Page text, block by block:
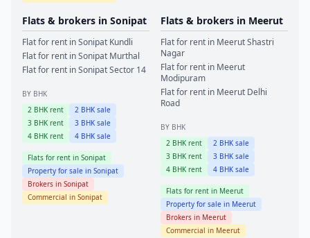
Flats & brokers in Sonipat
Flat for rent inSonipat Kundli
Flat for rent inSonipat Murthal
Flat for rent inSonipatSector 14
BY BHK
2 BHK rent 2 BHK sale
3 BHK rent 3 BHK sale
4 BHK rent 4 BHK sale
Flats for rent in Sonipat
Property for sale in Sonipat
Brokers in Sonipat
Commercial in Sonipat
Flats & brokers in Meerut
Flat for rent in MeerutShastri
Nagar
Flat for rent in Meerut
Modipuram
Flat for rent in Meerut Delhi
Road
BY BHK
2 BHK rent 2 BHK sale
3 BHK rent 3 BHK sale
4 BHK rent 4 BHK sale
Flats for rent in Meerut
Property for sale in Meerut
Brokers in Meerut
Commercial in Meerut